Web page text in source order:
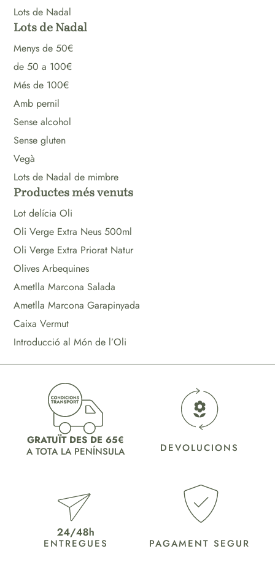
Lots de Nadal
Lots de Nadal
Menys de 50€
de 50 a 100€
Més de 100€
Amb pernil
Sense alcohol
Sense gluten
Vegà
Lots de Nadal de mimbre
Productes més venuts
Lot delícia Oli
Oli Verge Extra Neus 500ml
Oli Verge Extra Priorat Natur
Olives Arbequines
Ametlla Marcona Salada
Ametlla Marcona Garapinyada
Caixa Vermut
Introducció al Món de l’Oli
GRATUÏT DES DE 65€
A TOTA LA PENÍNSULA
ENTREGUES
DEVOLUCIONS
PAGAMENT SEGUR